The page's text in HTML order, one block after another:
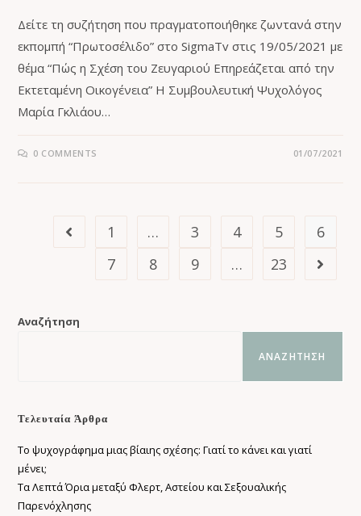
Δείτε τη συζήτηση που πραγματοποιήθηκε ζωντανά στην
εκπομπή “Πρωτοσέλιδο” στο SigmaTv στις 19/05/2021 με
θέμα “Πώς η Σχέση του Ζευγαριού Επηρεάζεται από την
Εκτεταμένη Οικογένεια” Η Συμβουλευτική Ψυχολόγος
Μαρία Γκλιάου…
0 COMMENTS 01/07/2021
1 … 3 4 5
6
7
8 9 … 23
Αναζήτηση
ΑΝΑΖΉΤΗΣΗ
Τελευταία Άρθρα
Το ψυχογράφημα μιας βίαιης σχέσης: Γιατί το κάνει και γιατί
μένει;
Τα Λεπτά Όρια μεταξύ Φλερτ, Αστείου και Σεξουαλικής
Παρενόχλησης